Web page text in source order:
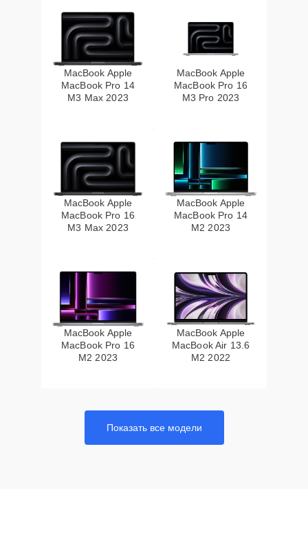
MacBook Apple
MacBook Pro 14
M3 Max 2023
MacBook Apple
MacBook Pro 16
M3 Pro 2023
MacBook Apple
MacBook Pro 16
M3 Max 2023
MacBook Apple
MacBook Pro 14
M2 2023
MacBook Apple
MacBook Pro 16
M2 2023
MacBook Apple
MacBook Air 13.6
M2 2022
Показать все модели